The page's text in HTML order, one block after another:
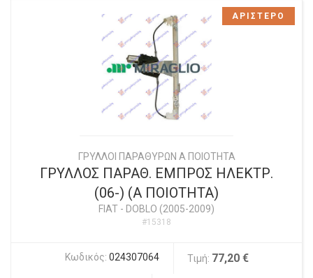
ΓΡΥΛΛΟΙ ΠΑΡΑΘΥΡΩΝ Α ΠΟΙΟΤΗΤΑ
ΓΡΥΛΛΟΣ ΠΑΡΑΘ. ΕΜΠΡΟΣ ΗΛΕΚΤΡ.
(06-) (Α ΠΟΙΟΤΗΤΑ)
FIAT - DOBLO (2005-2009)
#15318
Κωδικός: 024307064 Τιμή: 77,20 €
ΑΡΙΣΤΕΡΟ